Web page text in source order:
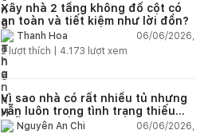
Xây nhà 2 tầng không đổ cột có
an toàn và tiết kiệm như lời đồn?
Thanh Hoa
06/06/2026,
2lượt thích | 4.173 lượt xem
Vì sao nhà có rất nhiều tủ nhưng
vẫn luôn trong tình trạng thiếu
chỗ chứa đồ?
Nguyễn An Chi
06/06/2026,